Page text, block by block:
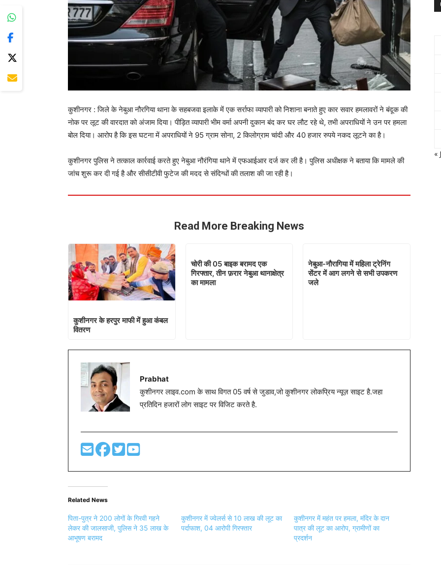
कुशीनगर : जिले के नेबुआ नौरगिया थाना के सहबजवा इलाके में एक सर्राफा व्यापारी को निशाना बनाते हुए कार सवार हमलावरों ने बंदूक की
नोक पर लूट की वारदात को अंजाम दिया। पीड़ित व्यापारी भीम वर्मा अपनी दुकान बंद कर घर लौट रहे थे, तभी अपराधियों ने उन पर हमला
बोल दिया। आरोप है कि इस घटना में अपराधियों ने 95 ग्राम सोना, 2 किलोग्राम चांदी और 40 हजार रुपये नकद लूटने का है।
कुशीनगर पुलिस ने तत्काल कार्रवाई करते हुए नेबुआ नौरंगिया थाने में एफआईआर दर्ज कर ली है। पुलिस अधीक्षक ने बताया कि मामले की
जांच शुरू कर दी गई है और सीसीटीवी फुटेज की मदद से संदिग्धों की तलाश की जा रही है।
Read More Breaking News
कुशीनगर के हरपुर माफी में हुआ कंबल
वितरण
चोरी की 05 बाइक बरामद एक
गिरफ्तार, तीन फ़रार नेबुआ थानाक्षेत्र
का मामला
नेबुआ-नौरागिया में महिला ट्रेनिंग
सेंटर में आग लगने से सभी उपकरण
जले
Prabhat
कुशीनगर लाइव.com के साथ विगत 05 वर्ष से जुडाव,जो कुशीनगर लोकप्रिय न्यूज़ साइट है.जहा
प्रतिदिन हजारों लोग साइट पर विजिट करते है.
Related News
पिता-पुत्र ने 200 लोगों के गिरवी गहने
लेकर की जालसाजी, पुलिस ने 35 लाख के
आभूषण बरामद
कुशीनगर में ज्वेलर्स से 10 लाख की लूट का
पर्दाफाश, 04 आरोपी गिरफ्तार
कुशीनगर में महंत पर हमला, मंदिर के दान
पात्र की लूट का आरोप, ग्रामीणों का
प्रदर्शन
«